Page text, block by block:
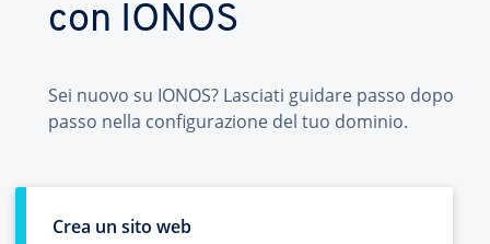
con IONOS
Sei nuovo su IONOS? Lasciati guidare passo dopo
passo nella configurazione del tuo dominio.
Crea un sito web